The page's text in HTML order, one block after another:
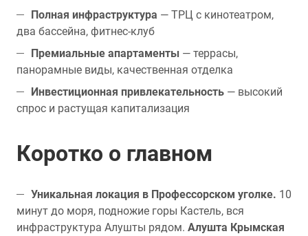
Полная инфраструктура — ТРЦ с кинотеатром,
два бассейна, фитнес-клуб
Премиальные апартаменты — террасы,
панорамные виды, качественная отделка
Инвестиционная привлекательность — высокий
спрос и растущая капитализация
Коротко о главном
Уникальная локация в Профессорском уголке. 10
минут до моря, подножие горы Кастель, вся
инфраструктура Алушты рядом. Алушта Крымская